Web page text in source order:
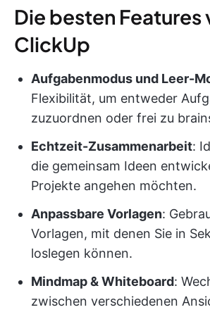
Die besten Features
ClickUp
Aufgabenmodus und Leer-
Flexibilität, um entweder
zuzuordnen oder frei zu
Echtzeit-Zusammenarbeit:
die gemeinsam Ideen
Projekte angehen möchten.
Anpassbare Vorlagen:
Vorlagen, mit denen Sie in
loslegen können.
Mindmap & Whiteboard:
zwischen verschiedenen